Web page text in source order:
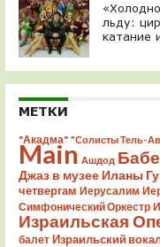
льду:
катание
МЕТКИ
"Акадма" "Солисты Тель-
Main Ашдод
Джаз в музее Иланы
четвергам Иерусалим
Симфонический Оркестр
Израильская
балет Израильский